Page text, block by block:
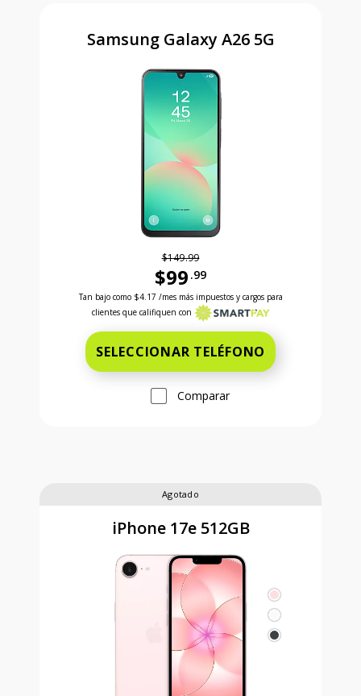
Samsung Galaxy A26 5G
$149.99
$99 .99
Antes el precio era 149 dollars and 99 cents
Tan bajo como $4.17 /mes más impuestos y cargos para
clientes que califiquen con
SELECCIONAR TELÉFONO
Comparar
Agotado
iPhone 17e 512GB